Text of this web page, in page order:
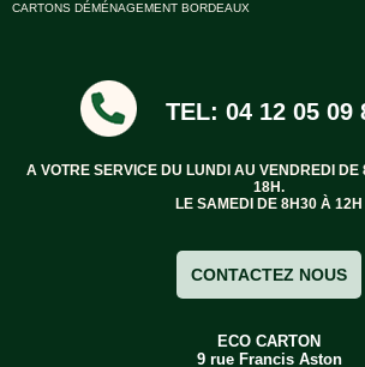
CARTONS DÉMÉNAGEMENT BORDEAUX
TEL: 04 12 05 09
A VOTRE SERVICE DU LUNDI AU VENDREDI
18H.
LE SAMEDI DE 8H30 À 12H
CONTACTEZ NOUS
ECO CARTON
9 rue Francis Aston